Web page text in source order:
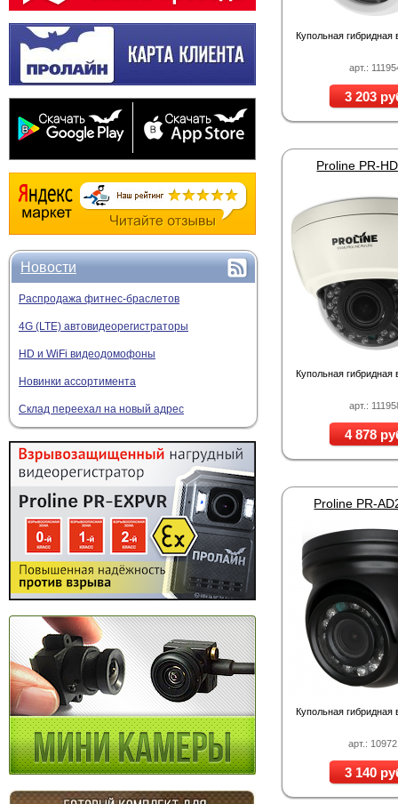
Новости
Распродажа фитнес-браслетов
4G (LTE) автовидеорегистраторы
HD и WiFi видеодомофоны
Новинки ассортимента
Склад переехал на новый адрес
арт.:
Купольная гибридная
3 203
арт.:
Proline PR-
Купольная гибридная
4 878
арт.:
Proline PR-
Купольная гибридная
3 140